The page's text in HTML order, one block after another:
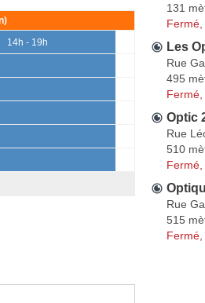
14h - 19h
131
Les
Rue
495
Optic
Rue
510
Rue
515